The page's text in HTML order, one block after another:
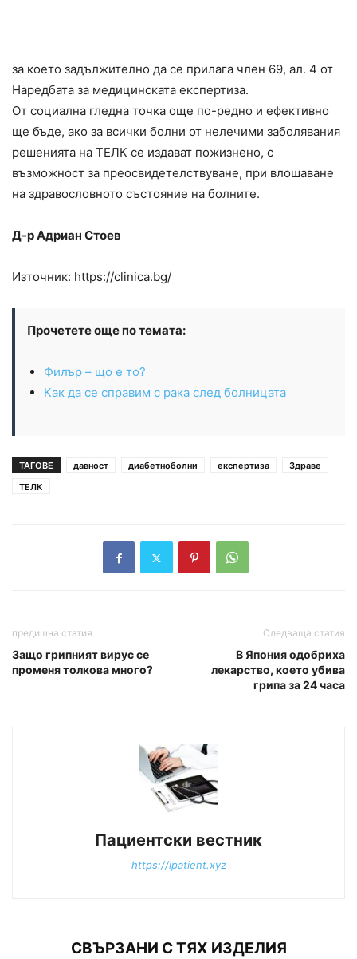
за което задължително да се прилага член 69, ал. 4 от
Наредбата за медицинската експертиза.
От социална гледна точка още по-редно и ефективно
ще бъде, ако за всички болни от нелечими заболявания
решенията на ТЕЛК се издават пожизнено, с
възможност за преосвидетелствуване, при влошаване
на здравословното състояние на болните.
Д-р Адриан Стоев
Източник: https://clinica.bg/
Прочетете още по темата:
Филър – що е то?
Как да се справим с рака след болницата
ТАГОВЕ давност диабетноболни експертиза
Здраве
ТЕЛК
предишна статия
Защо грипният вирус се
променя толкова много?
Следваща статия
В Япония одобриха
лекарство, което убива
грипа за 24 часа
Пациентски вестник
https://ipatient.xyz
СВЪРЗАНИ С ТЯХ ИЗДЕЛИЯ